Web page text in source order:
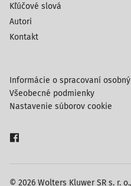
Kľúčové slová
Autori
Kontakt
© 2026 Wolters Kluwer SR s. r.
Informácie o spracovaní
Všeobecné podmienky
Nastavenie súborov cookie